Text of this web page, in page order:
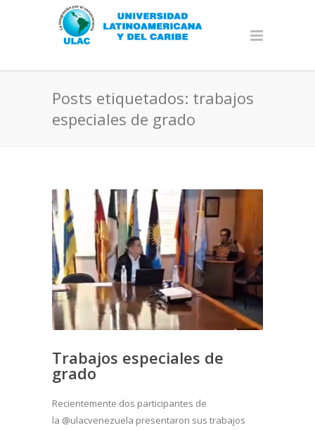
Posts etiquetados: trabajos
especiales de grado
Trabajos especiales de
grado
Recientemente dos participantes de
la @ulacvenezuela presentaron sus trabajos